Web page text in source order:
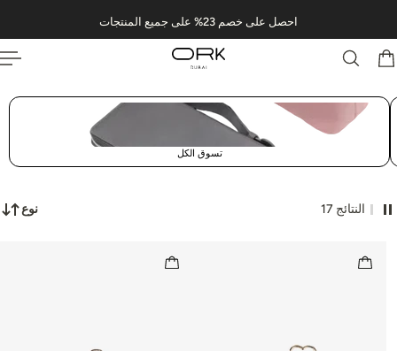
CONTENT احصل على خصم 23% على جميع المنتجات
تسوق الكل
نوع 17 النتائج